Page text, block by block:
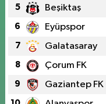
5 Beşiktaş
6 Eyüpspor
7 Galatasaray
8 Çorum FK
9 Gaziantep FK